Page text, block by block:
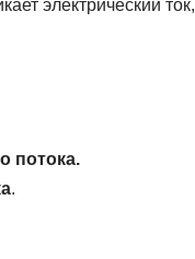
электрический ток,
потока.
.